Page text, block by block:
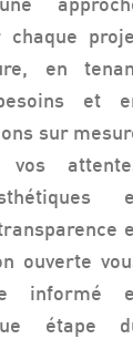
chaque
en
et
sur
ouverte
informé
étape